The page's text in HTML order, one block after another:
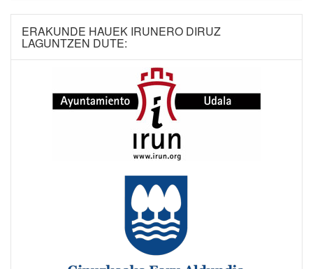
ERAKUNDE HAUEK IRUNERO DIRUZ
LAGUNTZEN DUTE: